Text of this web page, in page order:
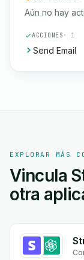
Aún no hay
ACCIONES · 1
Send Email
EXPLORAR MÁS
Vincula
otra